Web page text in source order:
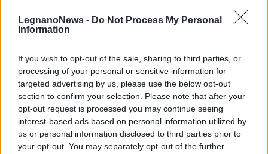
LegnanoNews - Do Not Process My Personal
Information
If you wish to opt-out of the sale, sharing to third parties, or
processing of your personal or sensitive information for
targeted advertising by us, please use the below opt-out
section to confirm your selection. Please note that after your
opt-out request is processed you may continue seeing
interest-based ads based on personal information utilized by
us or personal information disclosed to third parties prior to
your opt-out. You may separately opt-out of the further
PIÙ INFORMAZIONI SU
LEGGI GLI ALTRI ARTICOLI DI
ALTO MILANESE